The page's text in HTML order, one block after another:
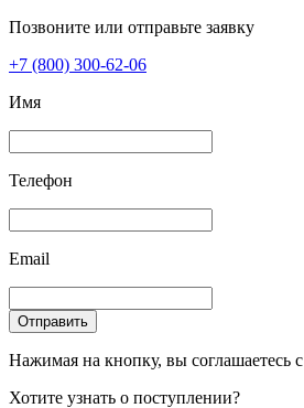
Позвоните или отправьте заявку
+7 (800) 300-62-06
Имя
Телефон
Email
Отправить
Нажимая на кнопку, вы соглашаетесь с
Хотите узнать о поступлении?